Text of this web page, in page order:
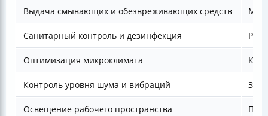
Выдача смывающих и обезвреживающих средств
Санитарный контроль и дезинфекция
Оптимизация микроклимата
Контроль уровня шума и вибраций
Освещение рабочего пространства